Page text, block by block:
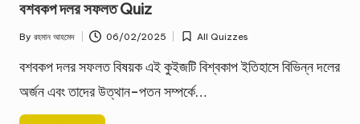
বশবকপ দলর সফলত Quiz
Posted
By রহমান আহমেদ 06/02/2025
Posted
All Quizzes
বশবকপ দলর সফলত বিষয়ক এই কুইজটি বিশ্বকাপ ইতিহাসে বিভিন্ন দলের
অর্জন এবং তাদের উত্থান-পতন সম্পর্কে…